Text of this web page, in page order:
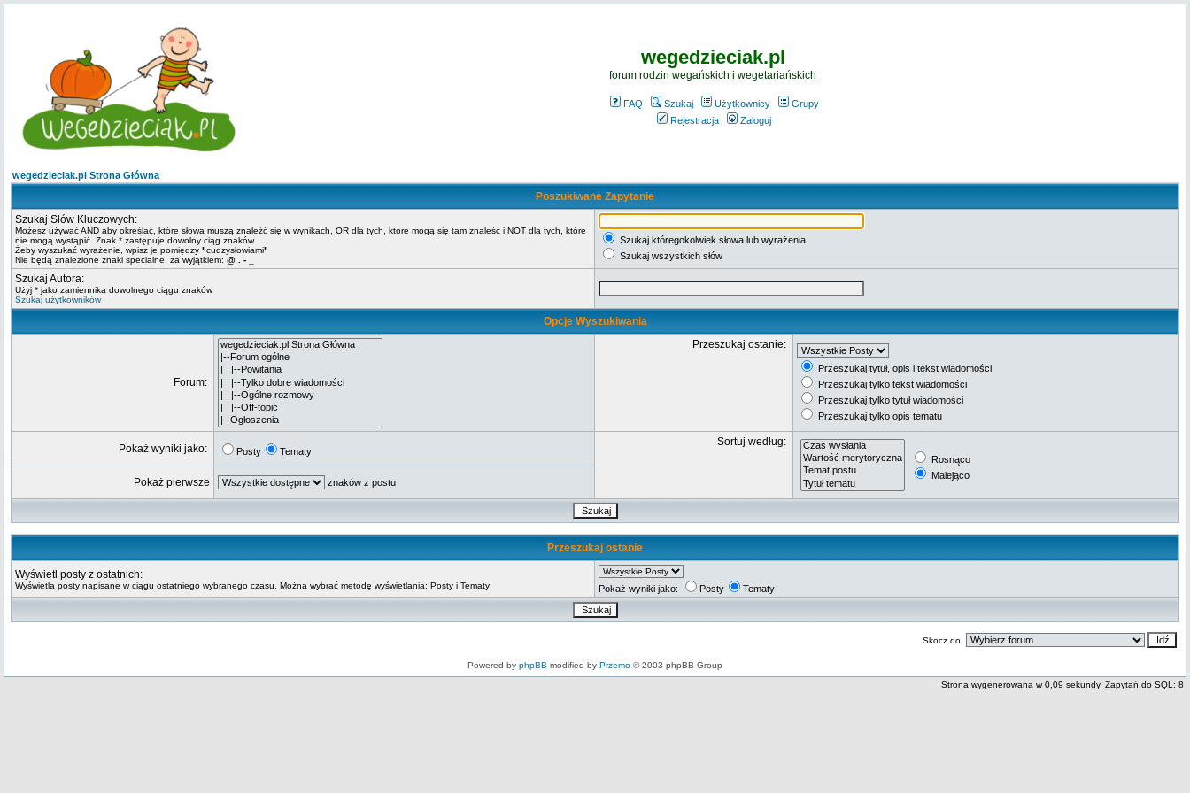
wegedzieciak.pl
forum rodzin wegańskich i wegetariańskich
FAQ Szukaj Użytkownicy
Grupy
Rejestracja
Zaloguj
wegedzieciak.pl Strona Główna
Poszukiwane Zapytanie
Szukaj Słów Kluczowych:
Możesz używaćAND aby określać, które słowa muszą znaleźć się w wynikach, OR dla tych, które mogą się tam znaleść i NOT dla tych, które
nie mogą wystąpić. Znak * zastępuje dowolny ciąg znaków.
Żeby wyszukać wyrażenie, wpisz je pomiędzy "cudzysłowiami"
Nie będą znalezione znaki specialne, za wyjątkiem: @ . - _
Szukaj któregokolwiek słowa lub wyrażenia
Szukaj wszystkich słów
Szukaj Autora:
Użyj * jako zamiennika dowolnego ciągu znaków
Szukaj użytkowników
Opcje Wyszukiwania
Forum:
Przeszukaj ostanie:
Przeszukaj tytuł, opis i tekst wiadomości
Przeszukaj tylko tekst wiadomości
Przeszukaj tylko tytuł wiadomości
Przeszukaj tylko opis tematu
Pokaż wyniki jako: Posty Tematy
Sortuj według:
Rosnąco
Malejąco
Pokaż pierwsze znaków z postu
Przeszukaj ostanie
Wyświetl posty z ostatnich:
Wyświetla posty napisane w ciągu ostatniego wybranego czasu. Można wybrać metodę wyświetlania: Posty i Tematy Pokaż wyniki jako: Posty Tematy
Skocz do:
Powered by phpBB modified by Przemo © 2003 phpBB Group
Strona wygenerowana w 0,09 sekundy. Zapytań do SQL: 8